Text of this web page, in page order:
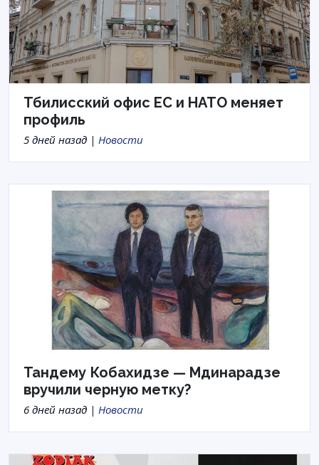
Тбилисский офис ЕС и НАТО меняет
профиль
5 дней назад | Новости
Тандему Кобахидзе — Мдинарадзе
вручили черную метку?
6 дней назад | Новости